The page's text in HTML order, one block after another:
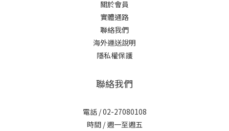
關於會員
實體通路
聯絡我們
海外運送說明
隱私權保護
聯絡我們
電話 / 02-27080108
時間 / 週一至週五